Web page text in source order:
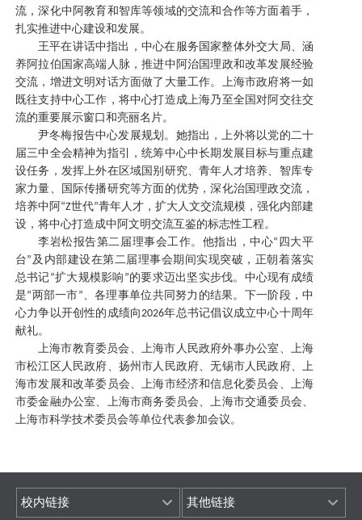
流，深化中阿教育和智库等领域的交流和合作等方面着手，
扎实推进中心建设和发展。
王平在讲话中指出，中心在服务国家整体外交大局、涵
养阿拉伯国家高端人脉，推进中阿治国理政和改革发展经验
交流，增进文明对话方面做了大量工作。上海市政府将一如
既往支持中心工作，将中心打造成上海乃至全国对阿交往交
流的重要展示窗口和亮丽名片。
尹冬梅报告中心发展规划。她指出，上外将以党的二十
届三中全会精神为指引，统筹中心中长期发展目标与重点建
设任务，发挥上外在区域国别研究、青年人才培养、智库专
家力量、国际传播研究等方面的优势，深化治国理政交流，
培养中阿“Z世代”青年人才，扩大人文交流规模，强化内部建
设，将中心打造成中阿文明交流互鉴的标志性工程。
李岩松报告第二届理事会工作。他指出，中心“ 四大平
台” 及内部建设在第二届理事会期间实现突破，正朝着落实
总书记“扩大规模影响 ”的要求迈出坚实步伐。中心现有成绩
是“两部一市” 、各理事单位共同努力的结果。下一阶段，中
心力争以开创性的成绩向2026年总书记倡议成立中心十周年
献礼。
上海市教育委员会、上海市人民政府外事办公室、上海
市松江区人民政府、扬州市人民政府、无锡市人民政府、上
海市发展和改革委员会、上海市经济和信息化委员会、上海
市委金融办公室、上海市商务委员会、上海市交通委员会、
上海市科学技术委员会等单位代表参加会议。
校内链接 其他链接